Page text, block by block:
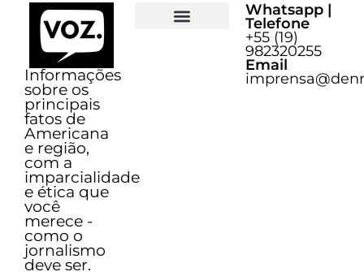
Informações
sobre os
principais
fatos de
Americana
e região,
com a
imparcialidade
e ética que
você
merece -
como o
jornalismo
deve ser.
Whatsapp |
Telefone
+55 (19)
982320255
Email